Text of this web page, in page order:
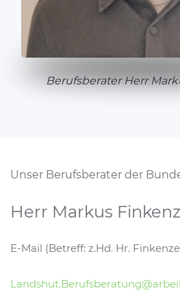
Berufsberater Herr
Unser Berufsberater der
Herr Markus
E-Mail (Betreff: z.Hd. Hr.